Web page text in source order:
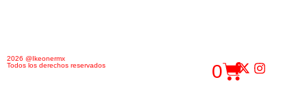
2026 @Ikeonermx
Todos los derechos reservados
0